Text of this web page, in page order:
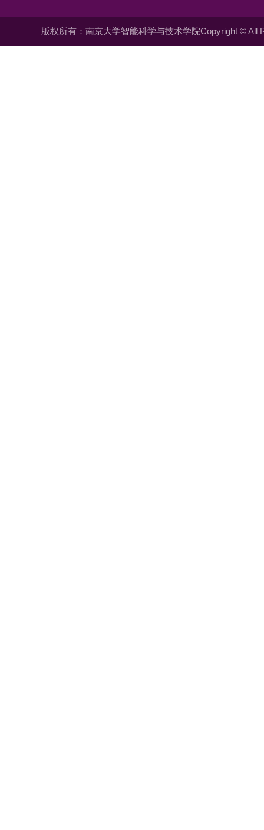
版权所有：南京大学智能科学与技术学院Copyright © All